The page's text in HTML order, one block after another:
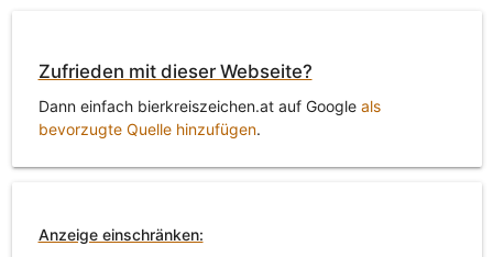
Zufrieden mit dieser Webseite?
Dann einfach bierkreiszeichen.at auf Google als
bevorzugte Quelle hinzufügen.
Anzeige einschränken: